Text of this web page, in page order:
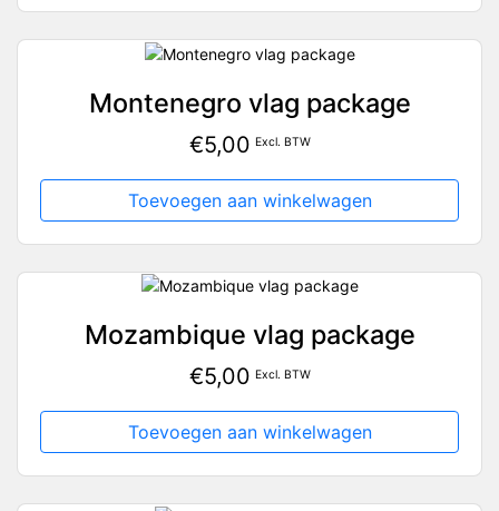
Montenegro vlag package
€5,00 Excl. BTW
Toevoegen aan winkelwagen
Mozambique vlag package
€5,00 Excl. BTW
Toevoegen aan winkelwagen